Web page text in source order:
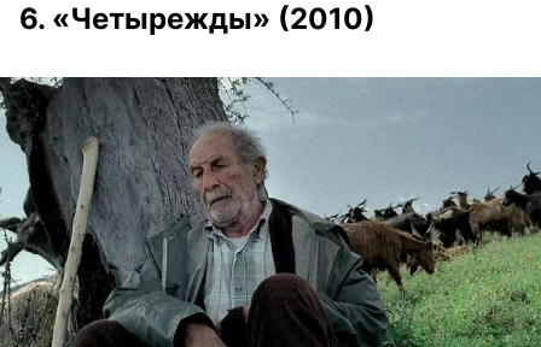
6. «Четырежды» (2010)